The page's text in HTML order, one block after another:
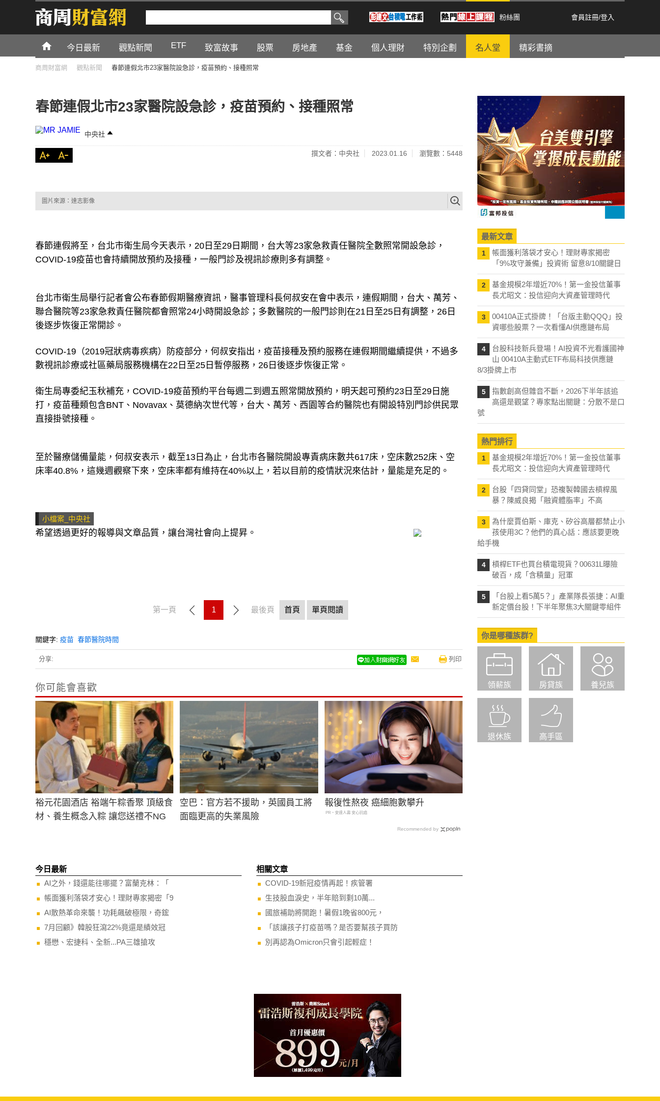
粉絲團 會員註冊/登入
今日最新 觀點新聞 ETF 致富故事 股票 房地產 基金 個人理財 特別企劃 名人堂 精彩書摘
商周財富網 觀點新聞 春節連假北市23家醫院設急診，疫苗預約、接種照常
春節連假北市23家醫院設急診，疫苗預約、接種照常
中央社
撰文者：中央社 2023.01.16 瀏覽數：5448
圖片來源：達志影像
春節連假將至，台北市衛生局今天表示，20日至29日期間，台大等23家急救責任醫院全數照常開設急診，
COVID-19疫苗也會持續開放預約及接種，一般門診及視訊診療則多有調整。
台北市衛生局舉行記者會公布春節假期醫療資訊，醫事管理科長何叔安在會中表示，連假期間，台大、萬芳、
聯合醫院等23家急救責任醫院都會照常24小時開設急診；多數醫院的一般門診則在21日至25日有調整，26日
後逐步恢復正常開診。
COVID-19（2019冠狀病毒疾病）防疫部分，何叔安指出，疫苗接種及預約服務在連假期間繼續提供，不過多
數視訊診療或社區藥局服務機構在22日至25日暫停服務，26日後逐步恢復正常。
衛生局專委紀玉秋補充，COVID-19疫苗預約平台每週二到週五照常開放預約，明天起可預約23日至29日施
打，疫苗種類包含BNT、Novavax、莫德納次世代等，台大、萬芳、西園等合約醫院也有開設特別門診供民眾
直接掛號接種。
至於醫療儲備量能，何叔安表示，截至13日為止，台北市各醫院開設專責病床數共617床，空床數252床、空
床率40.8%，這幾週觀察下來，空床率都有維持在40%以上，若以目前的疫情狀況來估計，量能是充足的。
小檔案_中央社
希望透過更好的報導與文章品質，讓台灣社會向上提昇。
第一頁 1 最後頁 首頁 單頁閱讀
關鍵字: 疫苗 春節醫院時間
分享: 列印
你可能會喜歡
裕元花園酒店 裕端午粽香聚 頂級食
材、養生概念入粽 讓您送禮不NG
空巴：官方若不援助，英國員工將
面臨更高的失業風險
報復性熬夜 癌細胞數攀升
PR・安達人壽 安心抗癌
Recommended by
今日最新
AI之外，錢還能往哪擺？富蘭克林：「
帳面獲利落袋才安心！理財專家揭密「9
AI散熱革命來襲！功耗飆破極限，奇鋐
7月回顧》韓股狂瀉22%竟還是績效冠
穩懋、宏捷科、全新...PA三雄搶攻
相關文章
COVID-19新冠疫情再起！疾管署
生技股血淚史，半年賠到剩10萬...
國旅補助將開跑！暑假1晚省800元，
「該讓孩子打疫苗嗎？是否要幫孩子買防
別再認為Omicron只會引起輕症！
最新文章
1
帳面獲利落袋才安心！理財專家揭密
「9%攻守兼備」投資術 留意8/10關鍵日
2
基金規模2年增近70%！第一金投信董事
長尤昭文：投信迎向大資產管理時代
3
00410A正式掛牌！「台版主動QQQ」投
資哪些股票？一次看懂AI供應鏈布局
4
台股科技新兵登場！AI投資不光看護國神
山 00410A主動式ETF布局科技供應鏈
8/3掛牌上市
5
指數創高但雜音不斷，2026下半年該追
高還是觀望？專家點出關鍵：分散不是口
號
熱門排行
1
基金規模2年增近70%！第一金投信董事
長尤昭文：投信迎向大資產管理時代
2
台股「四貸同堂」恐複製韓國去槓桿風
暴？陳威良揭「融資體脂率」不高
3
為什麼賈伯斯、庫克、矽谷高層都禁止小
孩使用3C？他們的真心話：應該要更晚
給手機
4
槓桿ETF也買台積電現貨？00631L曝險
破百，成「含積量」冠軍
5
「台股上看5萬5？」產業隊長張捷：AI重
新定價台股！下半年聚焦3大關鍵零組件
你是哪種族群?
領薪族 房貸族 養兒族
退休族 高手區